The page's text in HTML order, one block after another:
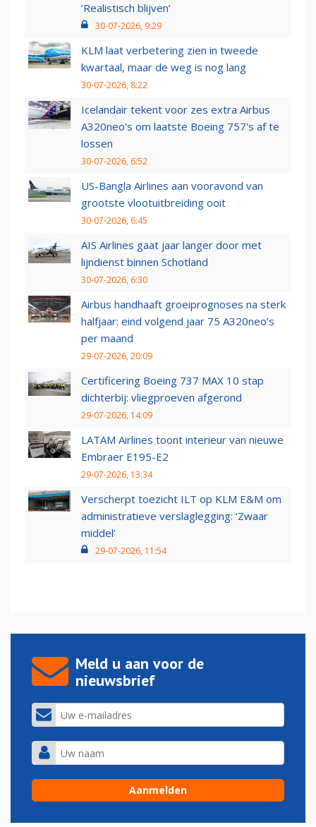
‘Realistisch blijven’
30-07-2026, 9:29
KLM laat verbetering zien in tweede
kwartaal, maar de weg is nog lang
30-07-2026, 8:22
Icelandair tekent voor zes extra Airbus
A320neo's om laatste Boeing 757's af te
lossen
30-07-2026, 6:52
US-Bangla Airlines aan vooravond van
grootste vlootuitbreiding ooit
30-07-2026, 6:45
AIS Airlines gaat jaar langer door met
lijndienst binnen Schotland
30-07-2026, 6:30
Airbus handhaaft groeiprognoses na sterk
halfjaar: eind volgend jaar 75 A320neo’s
per maand
29-07-2026, 20:09
Certificering Boeing 737 MAX 10 stap
dichterbij: vliegproeven afgerond
29-07-2026, 14:09
LATAM Airlines toont interieur van nieuwe
Embraer E195-E2
29-07-2026, 13:34
Verscherpt toezicht ILT op KLM E&M om
administratieve verslaglegging: ‘Zwaar
middel’
29-07-2026, 11:54
Meld u aan voor de
nieuwsbrief